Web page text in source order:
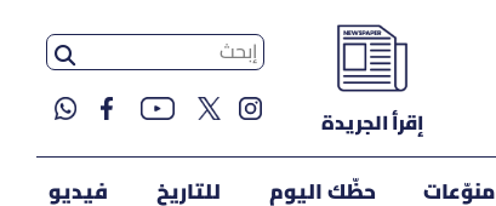
إقرأ الجريدة
منوّعات حظّك اليوم للتاريخ فيديو